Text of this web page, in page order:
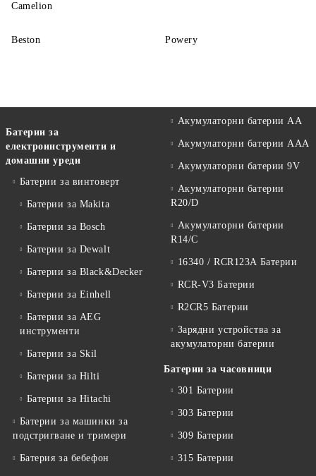
Camelion
Beston Powery
Батерии за
електроинструменти и
домашни уреди
Батерии за винтоверт
Батерии за Makita
Батерии за Bosch
Батерии за Dewalt
Батерии за Black&Decker
Батерии за Einhell
Батерии за AEG
инструменти
Батерии за Skil
Батерии за Hilti
Батерии за Hitachi
Батерии за машинки за
подстригване и тримери
Батерия за бебефон
Акумулаторни батерии АА
Акумулаторни батерии AAA
Акумулаторни батерии 9V
Акумулаторни батерии
R20/D
Акумулаторни батерии
R14/C
16340 / RCR123A Батерии
RCR-V3 Батерии
R2CR5 Батерии
Зарядни устройства за
акумулаторни батерии
Батерии за часовници
301 Батерии
303 Батерии
309 Батерии
315 Батерии